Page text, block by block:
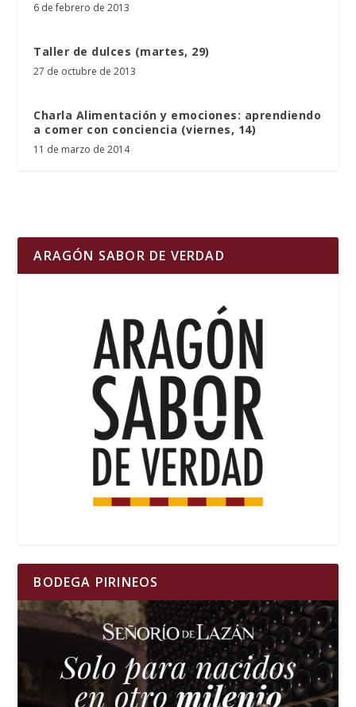
6 de febrero de 2013
Taller de dulces (martes, 29)
27 de octubre de 2013
Charla Alimentación y emociones: aprendiendo
a comer con conciencia (viernes, 14)
11 de marzo de 2014
ARAGÓN SABOR DE VERDAD
BODEGA PIRINEOS